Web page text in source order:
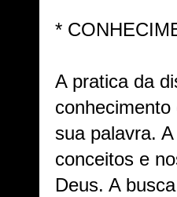
*
A pratica da
sua palavra.
conceitos e
Deus. A